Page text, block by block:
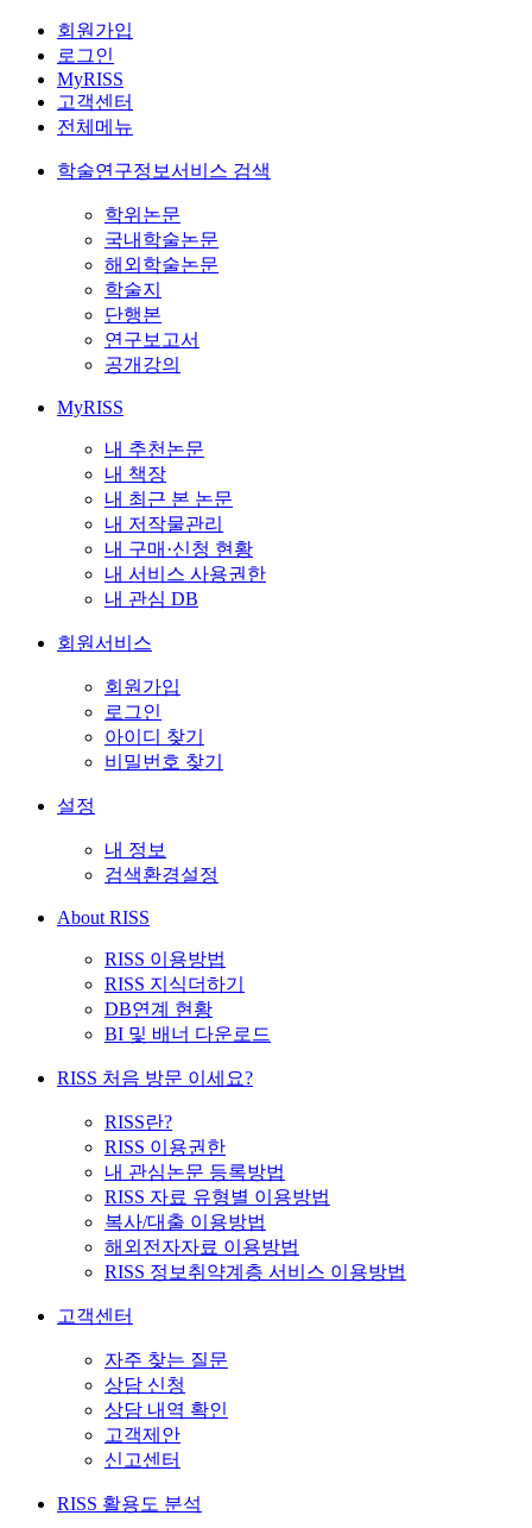
회원가입
로그인
MyRISS
고객센터
전체메뉴
학술연구정보서비스 검색
학위논문
국내학술논문
해외학술논문
학술지
단행본
연구보고서
공개강의
MyRISS
내 추천논문
내 책장
내 최근 본 논문
내 저작물관리
내 구매·신청 현황
내 서비스 사용권한
내 관심 DB
회원서비스
회원가입
로그인
아이디 찾기
비밀번호 찾기
설정
내 정보
검색환경설정
About RISS
RISS 이용방법
RISS 지식더하기
DB연계 현황
BI 및 배너 다운로드
RISS 처음 방문 이세요?
RISS란?
RISS 이용권한
내 관심논문 등록방법
RISS 자료 유형별 이용방법
복사/대출 이용방법
해외전자자료 이용방법
RISS 정보취약계층 서비스 이용방법
고객센터
자주 찾는 질문
상담 신청
상담 내역 확인
고객제안
신고센터
RISS 활용도 분석